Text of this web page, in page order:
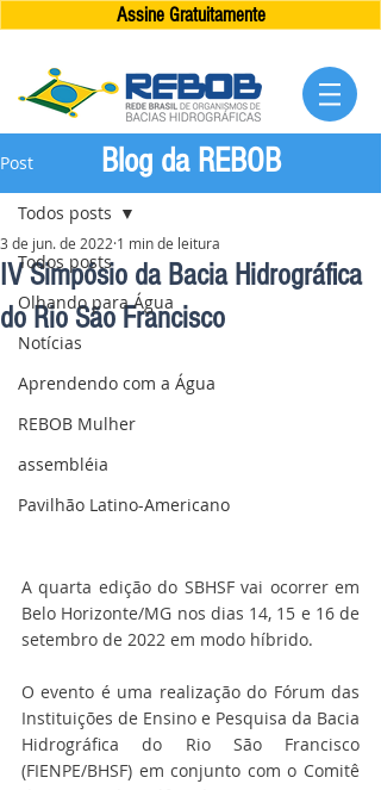
Assine Gratuitamente
Post
Todos posts
Olhando para Água
Notícias
Aprendendo com a Água
REBOB Mulher
assembléia
Pavilhão Latino-Americano
Todos posts
IV Simpósio da Bacia Hidrográfica
do Rio São Francisco
3 de jun. de 2022 1 min de leitura
A quarta edição do SBHSF vai ocorrer em
Belo Horizonte/MG nos dias 14, 15 e 16 de
setembro de 2022 em modo híbrido.
O evento é uma realização do Fórum das
Instituições de Ensino e Pesquisa da Bacia
Hidrográfica do Rio São Francisco
(FIENPE/BHSF) em conjunto com o Comitê
Blog da REBOB